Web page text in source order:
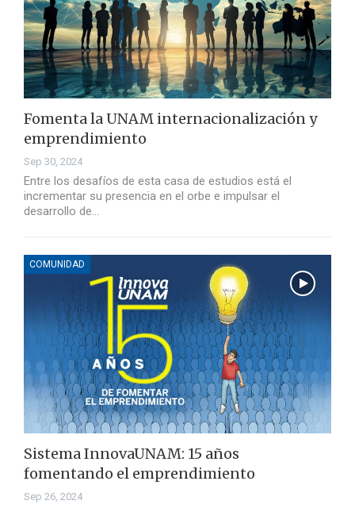
Fomenta la UNAM internacionalización y
emprendimiento
Sep 30, 2024
Entre los desafíos de esta casa de estudios está el
incrementar su presencia en el orbe e impulsar el
desarrollo de…
COMUNIDAD
Sistema InnovaUNAM: 15 años
fomentando el emprendimiento
Sep 26, 2024